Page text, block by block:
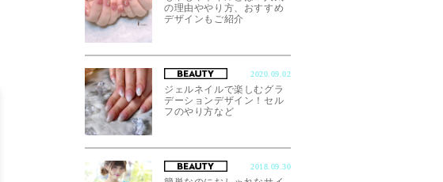
の理由ややり方、おすすめ
デザインもご紹介
2020.09.02
ジェルネイルで楽しむグラ
デーションデザイン！セル
フのやり方など
2018.09.30